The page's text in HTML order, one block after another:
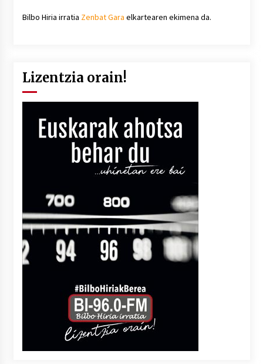
Bilbo Hiria irratia Zenbat Gara elkartearen ekimena da.
Lizentzia orain!